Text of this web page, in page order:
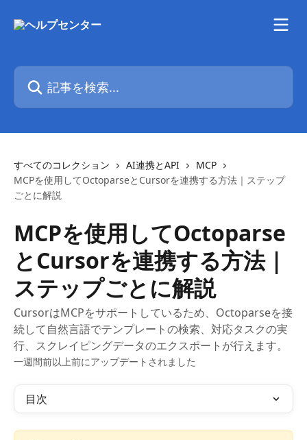
記事を検索...
すべてのコレクション AI連携とAPI
MCP
MCPを使用してOctoparseとCursorを連携する方法｜ステップ
ごとに解説
MCPを使用してOctoparse
とCursorを連携する方法｜
ステップごとに解説
CursorはMCPをサポートしているため、Octoparseを接
続して自然言語でテンプレートの検索、対応タスクの実
行、スクレイピングデータのエクスポートが行えます。
一週間前以上前にアップデートされました
目次